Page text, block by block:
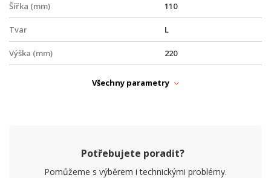
Šířka (mm) 110
Tvar L
Výška (mm) 220
Všechny parametry
Potřebujete poradit?
Pomůžeme s výběrem i technickými problémy.